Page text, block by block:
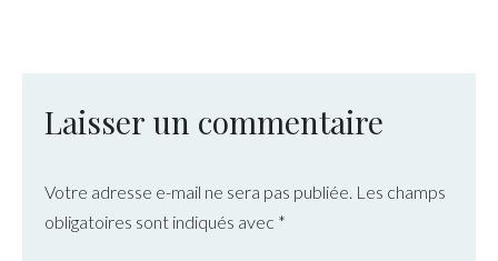
Laisser un commentaire
Votre adresse e-mail ne sera pas publiée. Les champs
obligatoires sont indiqués avec *